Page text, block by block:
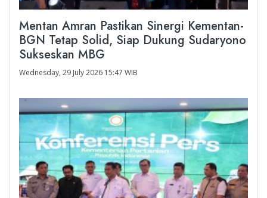
Mentan Amran Pastikan Sinergi Kementan-
BGN Tetap Solid, Siap Dukung Sudaryono
Sukseskan MBG
Wednesday, 29 July 2026 15:47 WIB